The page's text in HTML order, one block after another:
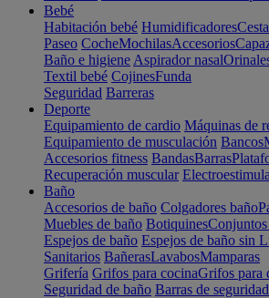
Bebé
Habitación bebé Humidificadores
Paseo CocheMochilasAccesorios
Baño e higiene Aspirador nasal
Textil bebé CojinesFunda
Seguridad Barreras
Deporte
Equipamiento de cardio Máquinas de
Equipamiento de musculación Bancos
Accesorios fitness BandasBarras
Recuperación muscular
Baño
Accesorios de baño Colgadores baño
Muebles de baño BotiquinesConjuntos
Espejos de baño Espejos de baño sin
Sanitarios BañerasLavabosMamparas
Grifería Grifos para cocinaGrifos para
Seguridad de baño Barras de